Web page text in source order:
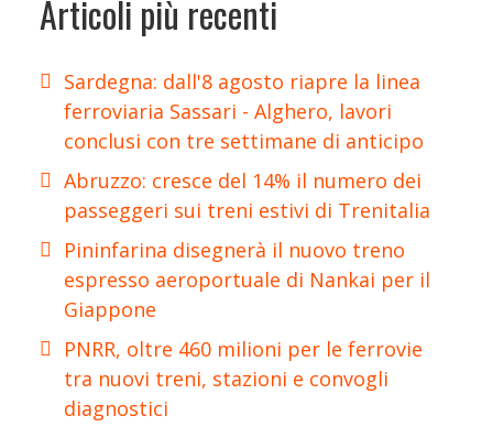
Articoli più recenti
Sardegna: dall'8 agosto riapre la linea
ferroviaria Sassari - Alghero, lavori
conclusi con tre settimane di anticipo
Abruzzo: cresce del 14% il numero dei
passeggeri sui treni estivi di Trenitalia
Pininfarina disegnerà il nuovo treno
espresso aeroportuale di Nankai per il
Giappone
PNRR, oltre 460 milioni per le ferrovie
tra nuovi treni, stazioni e convogli
diagnostici